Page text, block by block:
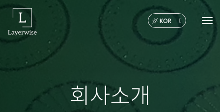
KOR
회사소개